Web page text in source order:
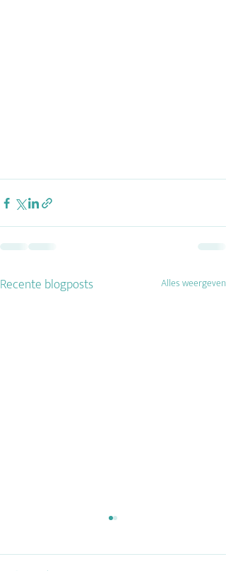
Recente blogposts Alles weergeven